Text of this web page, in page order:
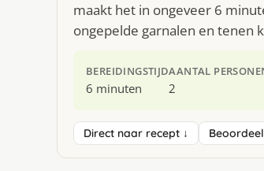
maakt het in ongeveer 6
ongepelde garnalen en tenen
BEREIDINGSTIJD
6 minuten
AANTAL
2
Direct naar recept ↓